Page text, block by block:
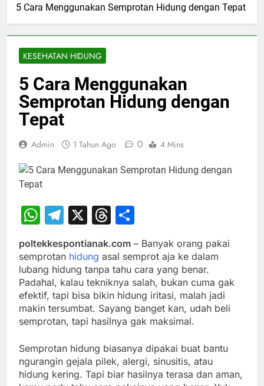
5 Cara Menggunakan Semprotan Hidung dengan Tepat
KESEHATAN HIDUNG
5 Cara Menggunakan
Semprotan Hidung dengan
Tepat
Admin 1 Tahun Ago 0 4 Mins
WhatsApp
Telegram
X Threads
poltekkespontianak.com – Banyak orang pakai
semprotan hidung asal semprot aja ke dalam
lubang hidung tanpa tahu cara yang benar.
Padahal, kalau tekniknya salah, bukan cuma gak
efektif, tapi bisa bikin hidung iritasi, malah jadi
makin tersumbat. Sayang banget kan, udah beli
semprotan, tapi hasilnya gak maksimal.
Semprotan hidung biasanya dipakai buat bantu
ngurangin gejala pilek, alergi, sinusitis, atau
hidung kering. Tapi biar hasilnya terasa dan aman,